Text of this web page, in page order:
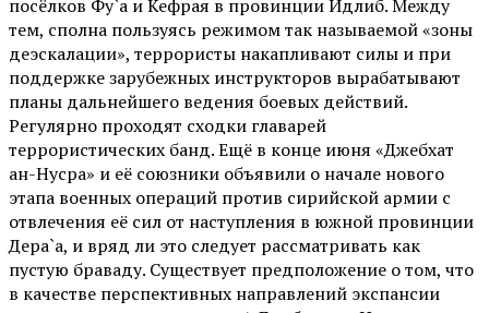
посёлков Фу`а и Кефрая в провинции Идлиб. Между
тем, сполна пользуясь режимом так называемой «зоны
деэскалации», террористы накапливают силы и при
поддержке зарубежных инструкторов вырабатывают
планы дальнейшего ведения боевых действий.
Регулярно проходят сходки главарей
террористических банд. Ещё в конце июня «Джебхат
ан-Нусра» и её союзники объявили о начале нового
этапа военных операций против сирийской армии с
отвлечения её сил от наступления в южной провинции
Дера`а, и вряд ли это следует рассматривать как
пустую браваду. Существует предположение о том, что
в качестве перспективных направлений экспансии